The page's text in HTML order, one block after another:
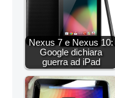
Nexus 7 e Nexus 10:
Google dichiara
guerra ad iPad